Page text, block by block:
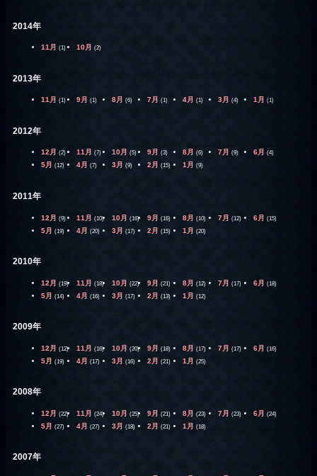
2014年
11月 (1) 10月 (2)
2013年
11月 (1) 9月 (1) 8月 (6) 7月 (1) 4月 (1) 3月 (4) 1月 (1)
2012年
12月 (2) 11月 (7) 10月 (5) 9月 (3) 8月 (6) 7月 (9) 6月 (4)
5月 (12) 4月 (7) 3月 (9) 2月 (15) 1月 (9)
2011年
12月 (9) 11月 (10) 10月 (16) 9月 (16) 8月 (10) 7月 (12) 6月 (15)
5月 (19) 4月 (20) 3月 (17) 2月 (15) 1月 (20)
2010年
12月 (19) 11月 (18) 10月 (22) 9月 (21) 8月 (12) 7月 (17) 6月 (18)
5月 (14) 4月 (16) 3月 (17) 2月 (13) 1月 (12)
2009年
12月 (12) 11月 (16) 10月 (20) 9月 (18) 8月 (17) 7月 (17) 6月 (16)
5月 (19) 4月 (17) 3月 (16) 2月 (21) 1月 (25)
2008年
12月 (22) 11月 (24) 10月 (25) 9月 (21) 8月 (23) 7月 (23) 6月 (24)
5月 (27) 4月 (27) 3月 (18) 2月 (21) 1月 (18)
2007年